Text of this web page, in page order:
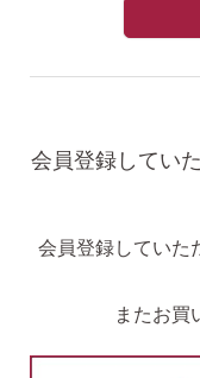
会員登録してい
会員登録していた
またお買